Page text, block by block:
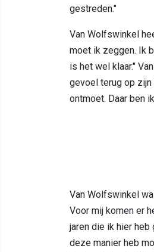
gestreden."
Van Wolfswinkel
moet ik zeggen. Ik
is het wel klaar."
gevoel terug op
ontmoet. Daar ben
Van Wolfswinkel
Voor mij komen er
jaren die ik hier heb
deze manier heb